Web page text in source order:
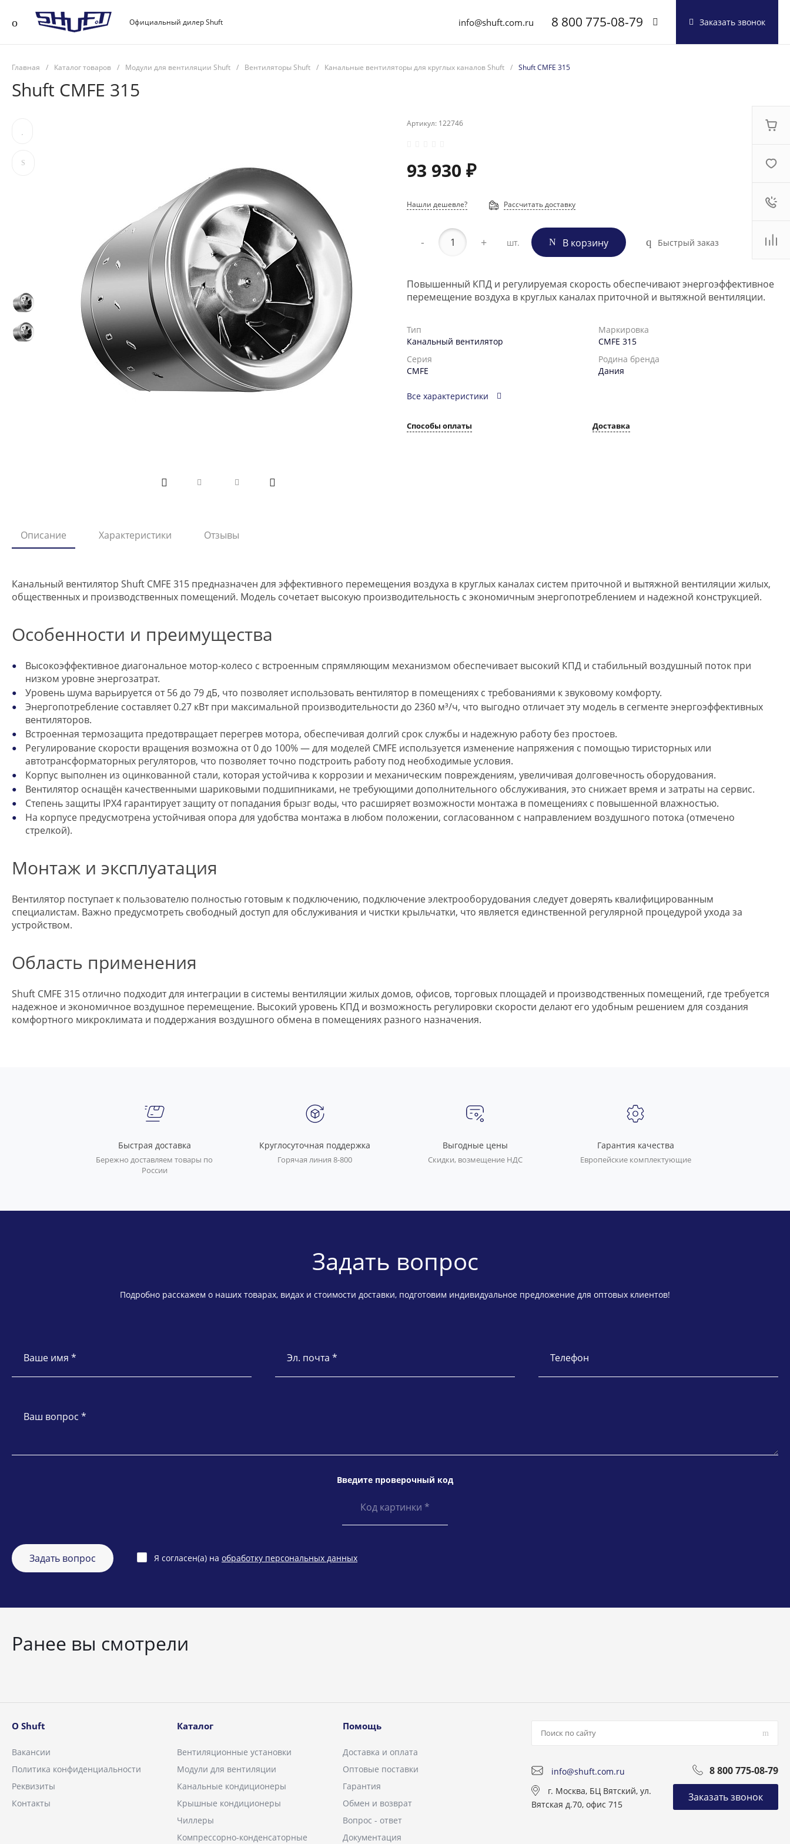
Официальный дилер Shuft info@shuft.com.ru 8 800 775-08-79
г. Москва, БЦ Вятский,
Заказать звонок
Главная / Каталог товаров / Модули для вентиляции Shuft / Вентиляторы Shuft / Канальные вентиляторы для круглых каналов Shuft / Shuft CMFE 315
Shuft CMFE 315
Артикул: 122746
93 930 ₽
Нашли дешевле? Рассчитать доставку
- + шт. В корзину Быстрый заказ
Повышенный КПД и регулируемая скорость обеспечивают энергоэффективное
перемещение воздуха в круглых каналах приточной и вытяжной вентиляции.
Тип
Канальный вентилятор
Маркировка
CMFE 315
Серия
CMFE
Родина бренда
Дания
Все характеристики
Способы оплаты Доставка
Описание Характеристики Отзывы
Канальный вентилятор Shuft CMFE 315 предназначен для эффективного перемещения воздуха в круглых каналах систем приточной и вытяжной вентиляции жилых,
общественных и производственных помещений. Модель сочетает высокую производительность с экономичным энергопотреблением и надежной конструкцией.
Особенности и преимущества
Высокоэффективное диагональное мотор-колесо с встроенным спрямляющим механизмом обеспечивает высокий КПД и стабильный воздушный поток при
низком уровне энергозатрат.
Уровень шума варьируется от 56 до 79 дБ, что позволяет использовать вентилятор в помещениях с требованиями к звуковому комфорту.
Энергопотребление составляет 0.27 кВт при максимальной производительности до 2360 м³/ч, что выгодно отличает эту модель в сегменте энергоэффективных
вентиляторов.
Встроенная термозащита предотвращает перегрев мотора, обеспечивая долгий срок службы и надежную работу без простоев.
Регулирование скорости вращения возможна от 0 до 100% — для моделей CMFE используется изменение напряжения с помощью тиристорных или
автотрансформаторных регуляторов, что позволяет точно подстроить работу под необходимые условия.
Корпус выполнен из оцинкованной стали, которая устойчива к коррозии и механическим повреждениям, увеличивая долговечность оборудования.
Вентилятор оснащён качественными шариковыми подшипниками, не требующими дополнительного обслуживания, это снижает время и затраты на сервис.
Степень защиты IPX4 гарантирует защиту от попадания брызг воды, что расширяет возможности монтажа в помещениях с повышенной влажностью.
На корпусе предусмотрена устойчивая опора для удобства монтажа в любом положении, согласованном с направлением воздушного потока (отмечено
стрелкой).
Монтаж и эксплуатация
Вентилятор поступает к пользователю полностью готовым к подключению, подключение электрооборудования следует доверять квалифицированным
специалистам. Важно предусмотреть свободный доступ для обслуживания и чистки крыльчатки, что является единственной регулярной процедурой ухода за
устройством.
Область применения
Shuft CMFE 315 отлично подходит для интеграции в системы вентиляции жилых домов, офисов, торговых площадей и производственных помещений, где требуется
надежное и экономичное воздушное перемещение. Высокий уровень КПД и возможность регулировки скорости делают его удобным решением для создания
комфортного микроклимата и поддержания воздушного обмена в помещениях разного назначения.
Быстрая доставка
Бережно доставляем товары по
России
Круглосуточная поддержка
Горячая линия 8-800
Выгодные цены
Скидки, возмещение НДС
Гарантия качества
Европейские комплектующие
Задать вопрос
Подробно расскажем о наших товарах, видах и стоимости доставки, подготовим индивидуальное предложение для оптовых клиентов!
Ваше имя * Эл. почта * Телефон
Ваш вопрос *
Введите проверочный код
Задать вопрос Я согласен(а) на обработку персональных данных
Ранее вы смотрели
О Shuft
Вакансии
Политика конфиденциальности
Реквизиты
Контакты
Каталог
Вентиляционные установки
Модули для вентиляции
Канальные кондиционеры
Крышные кондиционеры
Чиллеры
Компрессорно-конденсаторные
Помощь
Доставка и оплата
Оптовые поставки
Гарантия
Обмен и возврат
Вопрос - ответ
Документация
info@shuft.com.ru 8 800 775-08-79
г. Москва, БЦ Вятский, ул.
Вятская д.70, офис 715
Заказать звонок